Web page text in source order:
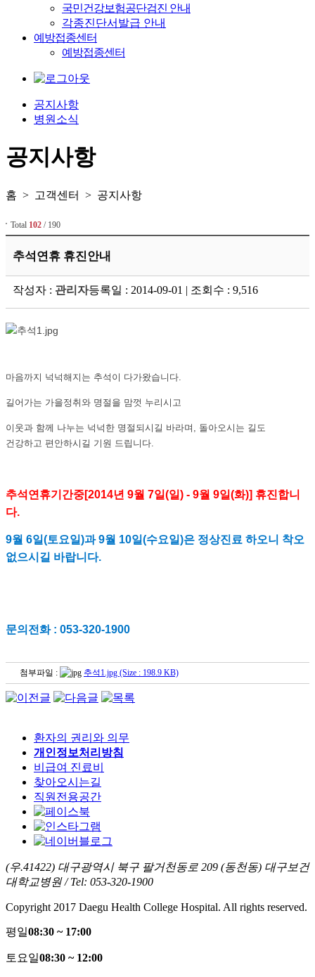
국민건강보험공단검진 안내
각종진단서발급 안내
예방접종센터
예방접종센터
공지사항
병원소식
공지사항
홈 > 고객센터 > 공지사항
Total 102 / 190
추석연휴 휴진안내
작성자 : 관리자등록일 : 2014-09-01 | 조회수 : 9,516
마음까지 넉넉해지는 추석이 다가왔습니다.
길어가는 가을정취와 명절을 맘껏 누리시고
이웃과 함께 나누는 넉넉한 명절되시길 바라며, 돌아오시는 길도
건강하고 편안하시길 기원 드립니다.
추석연휴기간중[2014년 9월 7일(일) - 9월 9일(화)] 휴진합니
다.
9월 6일(토요일)과 9월 10일(수요일)은 정상진료 하오니 착오
없으시길 바랍니다.
문의전화 : 053-320-1900
첨부파일 : 추석1.jpg (Size : 198.9 KB)
환자의 권리와 의무
개인정보처리방침
비급여 진료비
찾아오시는길
직원전용공간
(우.41422) 대구광역시 북구 팔거천동로 209 (동천동) 대구보건
대학교병원 / Tel: 053-320-1900
Copyright 2017 Daegu Health College Hospital. All rights reserved.
평일08:30 ~ 17:00
토요일08:30 ~ 12:00